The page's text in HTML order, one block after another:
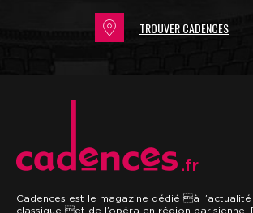
TROUVER CADENCES
.fr
Cadences est le magazine dédié à l’actualité
classique et de l’opéra en région parisienne.